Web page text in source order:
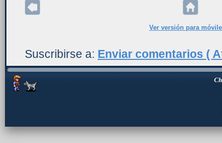
Ver versión para
Suscribirse a: Enviar comentarios (